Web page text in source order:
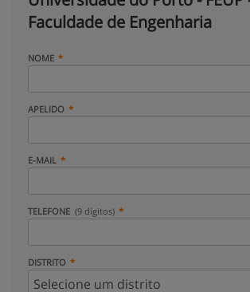
Faculdade de Engenharia
NOME
APELIDO
E-MAIL
TELEFONE (9 dígitos)
DISTRITO